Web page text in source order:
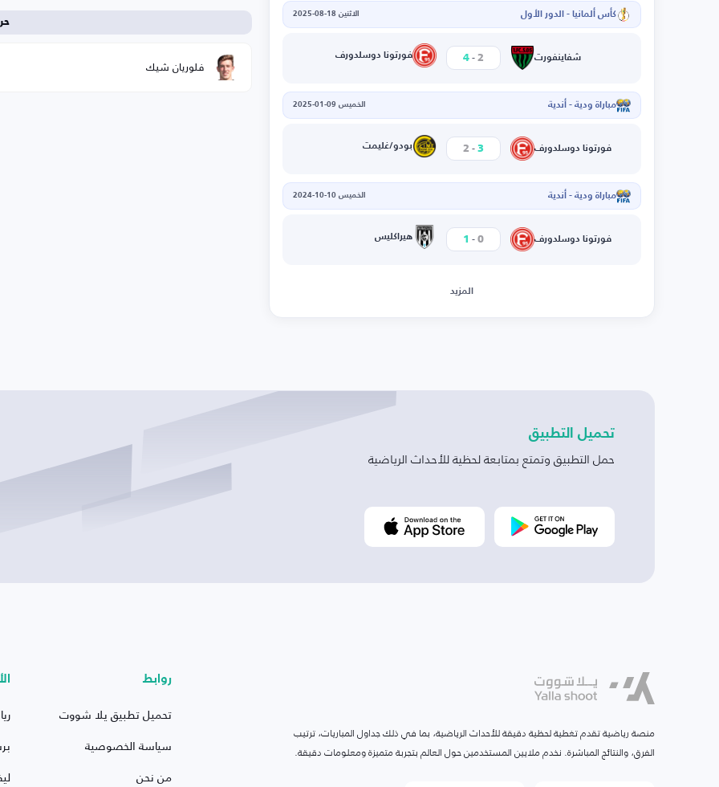
كأس ألمانيا - الدور الأول الاثنين 18-08-2025
شفاينفورت 2
-
4 فورتونا دوسلدورف
مباراة ودية - أندية الخميس 09-01-2025
فورتونا دوسلدورف 3
-
2 بودو/غليمت
مباراة ودية - أندية الخميس 10-10-2024
فورتونا دوسلدورف 0
-
1 هيراكليس
المزيد
فلوريان شيك
تحميل التطبيق
حمل التطبيق وتمتع بمتابعة لحظية للأحداث الرياضية
منصة رياضية تقدم تغطية لحظية دقيقة للأحداث الرياضية، بما في ذلك جداول المباريات، ترتيب
الفرق، والنتائج المباشرة. نخدم ملايين المستخدمين حول العالم بتجربة متميزة ومعلومات دقيقة.
روابط
تحميل تطبيق يلا شووت
سياسة الخصوصية
من نحن